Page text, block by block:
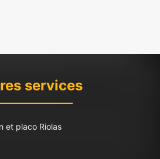
services
et placo Riolas